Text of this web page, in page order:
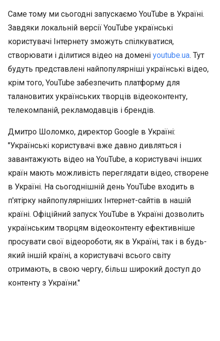
Саме тому ми сьогодні запускаємо YouTube в Україні.
Завдяки локальній версії YouTube українські
користувачі Інтернету зможуть спілкуватися,
створювати і ділитися відео на домені youtube.ua. Тут
будуть представлені найпопулярніші українські відео,
крім того, YouTube забезпечить платформу для
талановитих українських творців відеоконтенту,
телекомпаній, рекламодавців і брендів.
Дмитро Шоломко, директор Google в Україні:
"Українські користувачі вже давно дивляться і
завантажують відео на YouTube, а користувачі інших
країн мають можливість переглядати відео, створене
в Україні. На сьогоднішній день YouTube входить в
п'ятірку найпопулярніших Інтернет-сайтів в нашій
країні. Офіційний запуск YouTube в Україні дозволить
українським творцям відеоконтенту ефективніше
просувати свої відеороботи, як в Україні, так і в будь-
який іншій країні, а користувачі всього світу
отримають, в свою чергу, більш широкий доступ до
контенту з України."